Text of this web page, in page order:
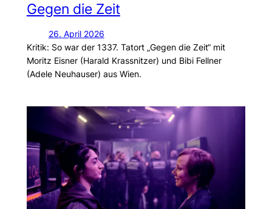
Gegen die Zeit
26. April 2026
Kritik: So war der 1337. Tatort „Gegen die Zeit“ mit
Moritz Eisner (Harald Krassnitzer) und Bibi Fellner
(Adele Neuhauser) aus Wien.